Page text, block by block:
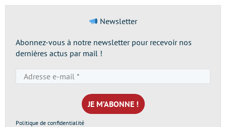
Newsletter
Abonnez-vous à notre newsletter pour recevoir nos
dernières actus par mail !
e-
mail
*
Politique de confidentialité